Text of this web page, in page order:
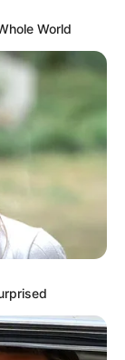
World